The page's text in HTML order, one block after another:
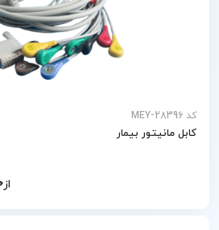
کد MEY-28396
کابل مانیتور بیمار
از